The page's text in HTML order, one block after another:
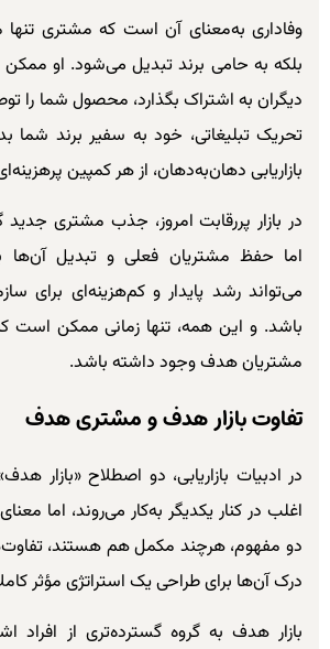
وفاداری به‌معنای آن است که مشتری
بلکه به حامی برند تبدیل می‌شود. او
دیگران به اشتراک بگذارد، محصول شما را
تحریک تبلیغاتی، خود به سفیر برند شما
بازاریابی دهان‌به‌دهان، از هر کمپین
در بازار پررقابت امروز، جذب مشتری جدید
اما حفظ مشتریان فعلی و تبدیل آن‌ها
می‌تواند رشد پایدار و کم‌هزینه‌ای برای
باشد. و این همه، تنها زمانی ممکن است
مشتریان هدف وجود داشته باشد.
تفاوت بازار هدف و مشتری هدف
در ادبیات بازاریابی، دو اصطلاح «بازار
اغلب در کنار یکدیگر به‌کار می‌روند، اما
دو مفهوم، هرچند مکمل هم هستند،
درک آن‌ها برای طراحی یک استراتژی مؤثر
بازار هدف به گروه گسترده‌تری از افراد